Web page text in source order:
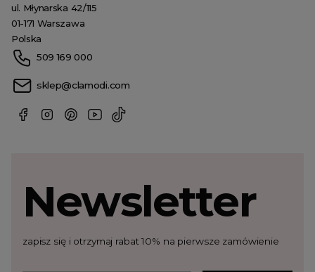
ul. Młynarska 42/115
01-171 Warszawa
Polska
509 169 000
sklep@clamodi.com
Newsletter
zapisz się i otrzymaj rabat 10% na pierwsze zamówienie